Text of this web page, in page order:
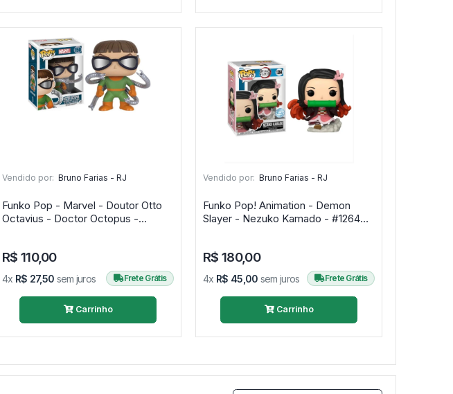
Vendido por: Bruno Farias - RJ
Funko Pop - Marvel - Doutor Otto
Octavius - Doctor Octopus -
R$ 110,00
4x R$ 27,50 sem juros Frete Grátis
Carrinho
Vendido por: Bruno Farias - RJ
Funko Pop! Animation - Demon
Slayer - Nezuko Kamado - #1264
R$ 180,00
4x R$ 45,00 sem juros Frete Grátis
Carrinho